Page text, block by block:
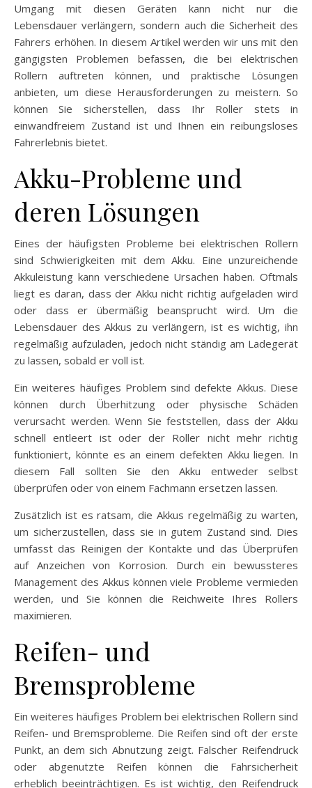
Umgang mit diesen Geräten kann nicht nur die
Lebensdauer verlängern, sondern auch die Sicherheit des
Fahrers erhöhen. In diesem Artikel werden wir uns mit den
gängigsten Problemen befassen, die bei elektrischen
Rollern auftreten können, und praktische Lösungen
anbieten, um diese Herausforderungen zu meistern. So
können Sie sicherstellen, dass Ihr Roller stets in
einwandfreiem Zustand ist und Ihnen ein reibungsloses
Fahrerlebnis bietet.
Akku-Probleme und
deren Lösungen
Eines der häufigsten Probleme bei elektrischen Rollern
sind Schwierigkeiten mit dem Akku. Eine unzureichende
Akkuleistung kann verschiedene Ursachen haben. Oftmals
liegt es daran, dass der Akku nicht richtig aufgeladen wird
oder dass er übermäßig beansprucht wird. Um die
Lebensdauer des Akkus zu verlängern, ist es wichtig, ihn
regelmäßig aufzuladen, jedoch nicht ständig am Ladegerät
zu lassen, sobald er voll ist.
Ein weiteres häufiges Problem sind defekte Akkus. Diese
können durch Überhitzung oder physische Schäden
verursacht werden. Wenn Sie feststellen, dass der Akku
schnell entleert ist oder der Roller nicht mehr richtig
funktioniert, könnte es an einem defekten Akku liegen. In
diesem Fall sollten Sie den Akku entweder selbst
überprüfen oder von einem Fachmann ersetzen lassen.
Zusätzlich ist es ratsam, die Akkus regelmäßig zu warten,
um sicherzustellen, dass sie in gutem Zustand sind. Dies
umfasst das Reinigen der Kontakte und das Überprüfen
auf Anzeichen von Korrosion. Durch ein bewussteres
Management des Akkus können viele Probleme vermieden
werden, und Sie können die Reichweite Ihres Rollers
maximieren.
Reifen- und
Bremsprobleme
Ein weiteres häufiges Problem bei elektrischen Rollern sind
Reifen- und Bremsprobleme. Die Reifen sind oft der erste
Punkt, an dem sich Abnutzung zeigt. Falscher Reifendruck
oder abgenutzte Reifen können die Fahrsicherheit
erheblich beeinträchtigen. Es ist wichtig, den Reifendruck